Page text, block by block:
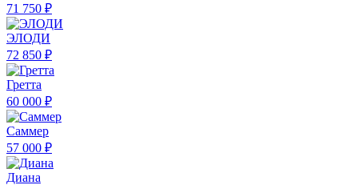
71 750 ₽
ЭЛОДИ
72 850 ₽
Гретта
60 000 ₽
Саммер
57 000 ₽
Диана